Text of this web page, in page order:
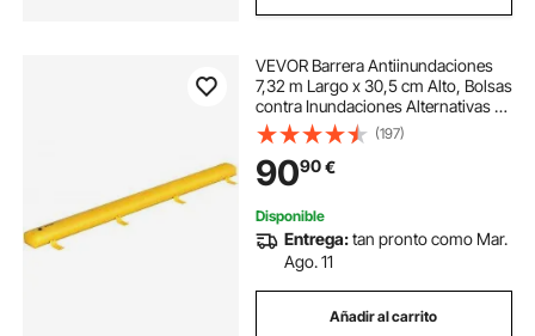
VEVOR Barrera Antiinundaciones
7,32 m Largo x 30,5 cm Alto, Bolsas
contra Inundaciones Alternativas al
Saco de Arena, Barrera contra
Inundaciones de PVC Reutilizable,
para Puerta de Garaje
(197)
9090€
Disponible
Entrega:tan pronto como Mar.
Ago. 11
Añadir al carrito